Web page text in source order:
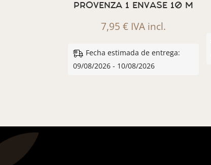
PROVENZA 1 ENVASE 10 M
7,95€ IVA incl.
Fecha estimada de entrega:
09/08/2026 - 10/08/2026